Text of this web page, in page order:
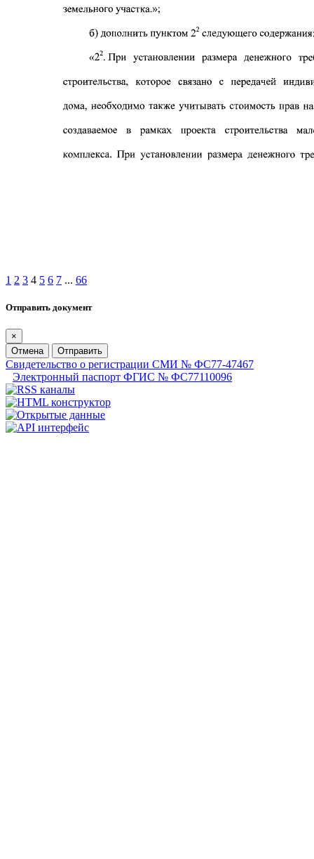
1 2 3 4 5 6 7 ... 66
Отправить документ
×
Отмена
Отправить
Свидетельство о регистрации СМИ № ФС77-47467
Электронный паспорт ФГИС № ФС77110096